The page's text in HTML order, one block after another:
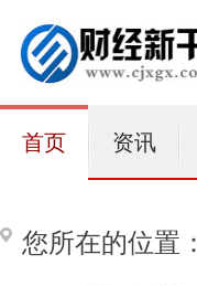
首页 资讯
您所在的位置：